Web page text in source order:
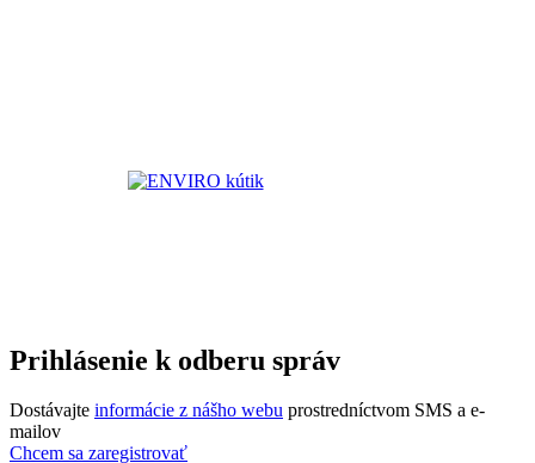
Prihlásenie k odberu správ
Dostávajte informácie z nášho webu prostredníctvom SMS a e-
mailov
Chcem sa zaregistrovať